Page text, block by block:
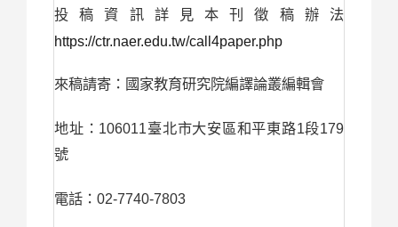
投稿資訊詳見本刊徵稿辦法
https://ctr.naer.edu.tw/call4paper.php
來稿請寄：國家教育研究院編譯論叢編輯會
地址： 106011臺北市大安區和平東路1段179
號
電話： 02-7740-7803